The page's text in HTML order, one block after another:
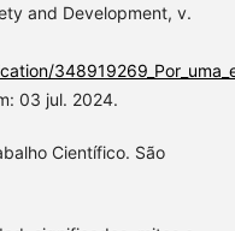
and Development, v.
03 jul. 2024.
Científico. São